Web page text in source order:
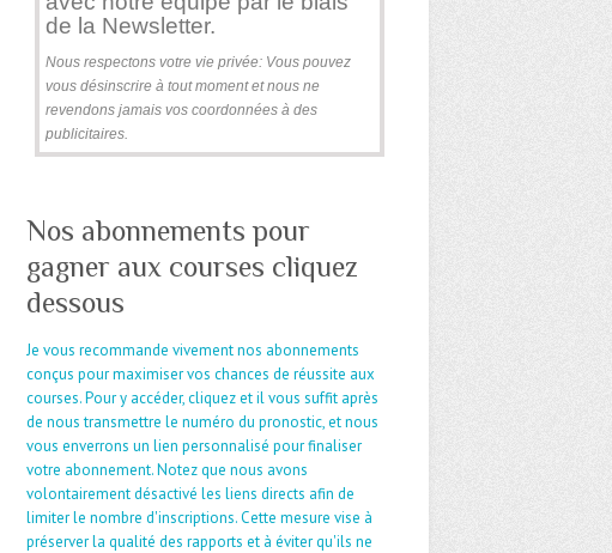
de la Newsletter.
Nous respectons votre vie privée: Vous pouvez
vous désinscrire à tout moment et nous ne
revendons jamais vos coordonnées à des
publicitaires.
Nos abonnements pour
gagner aux courses cliquez
dessous
Je vous recommande vivement nos abonnements
conçus pour maximiser vos chances de réussite aux
courses. Pour y accéder, cliquez et il vous suffit après
de nous transmettre le numéro du pronostic, et nous
vous enverrons un lien personnalisé pour finaliser
votre abonnement. Notez que nous avons
volontairement désactivé les liens directs afin de
limiter le nombre d'inscriptions. Cette mesure vise à
préserver la qualité des rapports et à éviter qu'ils ne